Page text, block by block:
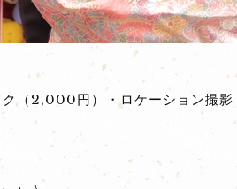
（2,000円）・ロケーション撮